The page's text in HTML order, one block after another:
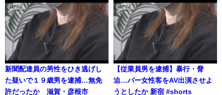
新聞配達員の男性をひき逃げし
た疑いで１９歳男を逮捕…無免
許だったか 滋賀・彦根市
【従業員男を逮捕】暴行・脅
迫…バー女性客をAV出演させよ
うとしたか 新宿 #shorts